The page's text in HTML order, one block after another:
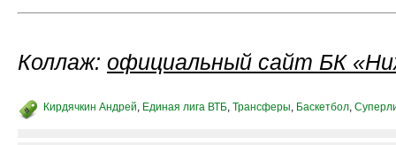
Коллаж: официальный сайт БК
Кирдячкин Андрей Единая лига ВТБ Трансферы Баскетбол